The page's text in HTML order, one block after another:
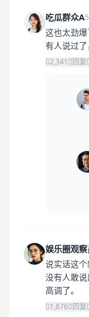
吃瓜群众A
这也太劲
有人说过了
2,341 回复
娱乐圈观察
说实话这
没有人敢
高调了。
1,876 回复